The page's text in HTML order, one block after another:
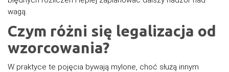
wagą.
Czym różni się legalizacja od
wzorcowania?
W praktyce te pojęcia bywają mylone, choć służą innym